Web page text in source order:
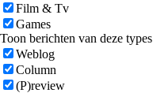
Film & Tv
Games
Toon berichten van deze types
Weblog
Column
(P)review